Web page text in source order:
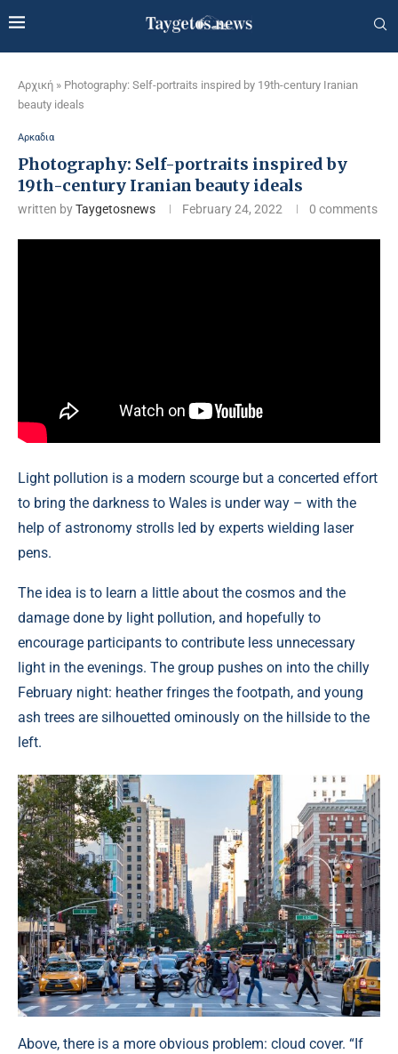
Αρχική » Photography: Self-portraits inspired by 19th-century Iranian
beauty ideals
Αρκαδια
Photography: Self-portraits inspired by
19th-century Iranian beauty ideals
written byTaygetosnews February 24, 2022 0 comments
Light pollution is a modern scourge but a concerted effort
to bring the darkness to Wales is under way – with the
help of astronomy strolls led by experts wielding laser
pens.
The idea is to learn a little about the cosmos and the
damage done by light pollution, and hopefully to
encourage participants to contribute less unnecessary
light in the evenings. The group pushes on into the chilly
February night: heather fringes the footpath, and young
ash trees are silhouetted ominously on the hillside to the
left.
Above, there is a more obvious problem: cloud cover. “If